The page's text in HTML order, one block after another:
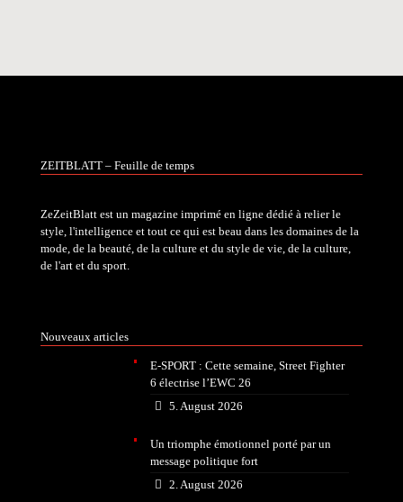
ZEITBLATT – Feuille de temps
ZeZeitBlatt est un magazine imprimé en ligne dédié à relier le
style, l'intelligence et tout ce qui est beau dans les domaines de la
mode, de la beauté, de la culture et du style de vie, de la culture,
de l'art et du sport.
Nouveaux articles
E-SPORT : Cette semaine, Street Fighter
6 électrise l’EWC 26
5. August 2026
Un triomphe émotionnel porté par un
message politique fort
2. August 2026